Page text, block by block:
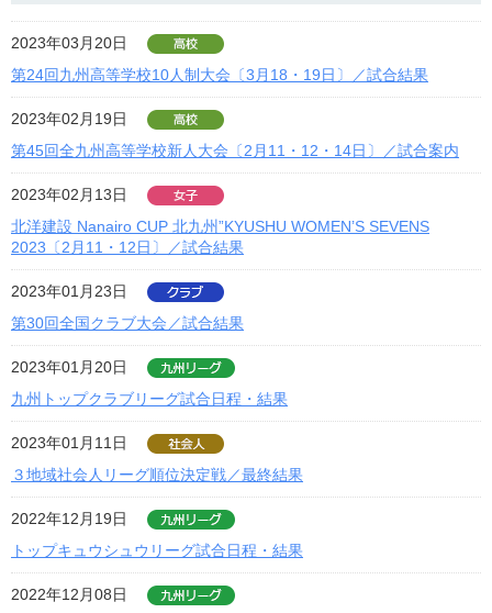
2023年03月20日
第24回九州高等学校10人制大会〔3月18・19日〕／試合結果
2023年02月19日
第45回全九州高等学校新人大会〔2月11・12・14日〕／試合案内
2023年02月13日
北洋建設 Nanairo CUP 北九州”KYUSHU WOMEN’S SEVENS
2023〔2月11・12日〕／試合結果
2023年01月23日
第30回全国クラブ大会／試合結果
2023年01月20日
九州トップクラブリーグ試合日程・結果
2023年01月11日
３地域社会人リーグ順位決定戦／最終結果
2022年12月19日
トップキュウシュウリーグ試合日程・結果
2022年12月08日